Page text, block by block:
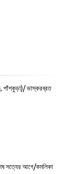
পাঁশকুড়া)/ ভাস্করব্রত
সত্যের আগে/কমলিকা